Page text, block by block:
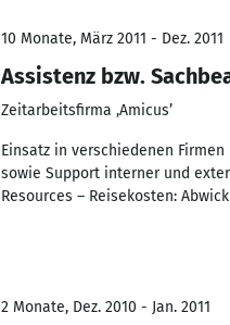
10 Monate, März 2011 - Dez. 2011
Assistenz bzw.
Zeitarbeitsfirma ‚Amicus’
Einsatz in verschiedenen
sowie Support interner und
Resources – Reisekosten:
2 Monate, Dez. 2010 - Jan. 2011